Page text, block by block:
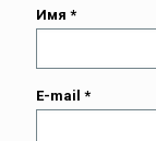
Имя *
E-mail *